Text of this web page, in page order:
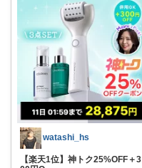
watashi_hs
【楽天1位】神トク25%OFF＋3